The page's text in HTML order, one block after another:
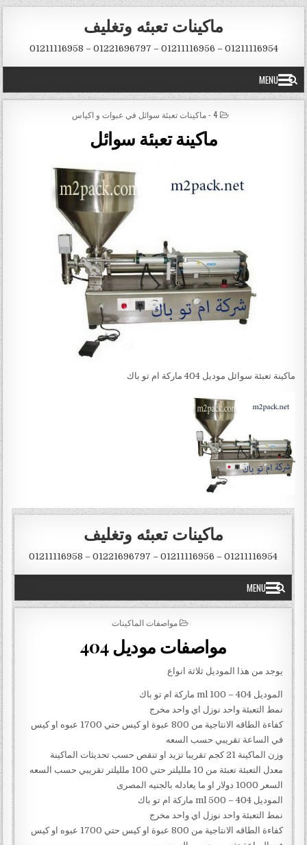
Skip to content
ماكينات تعبئه وتغليف
01211116954 – 01211116956 – 01221696797 – 01211116958
MENU
POSTED IN
4 - ماكينات تعبئة سوائل في عبوات و اكياس
ماكينة تعبئة سوائل
ماكينة تعبئة سوائل موديل 404 ماركة ام تو باك